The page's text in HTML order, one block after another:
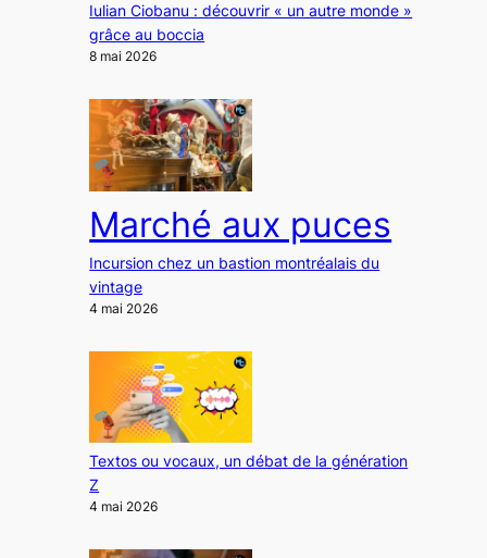
Iulian Ciobanu : découvrir « un autre monde »
grâce au boccia
8 mai 2026
Marché aux puces
Incursion chez un bastion montréalais du
vintage
4 mai 2026
Textos ou vocaux, un débat de la génération
Z
4 mai 2026